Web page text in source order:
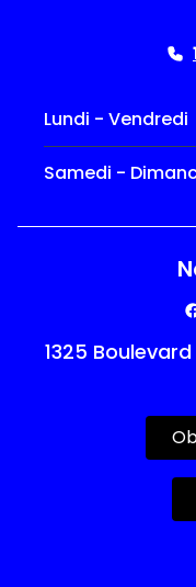
Lundi - Vendredi
Samedi -
1325